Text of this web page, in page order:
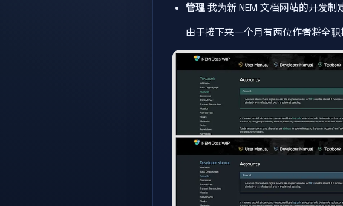
管理我为新 NEM 文档网站的开发制
由于接下来一个月有两位作者将全